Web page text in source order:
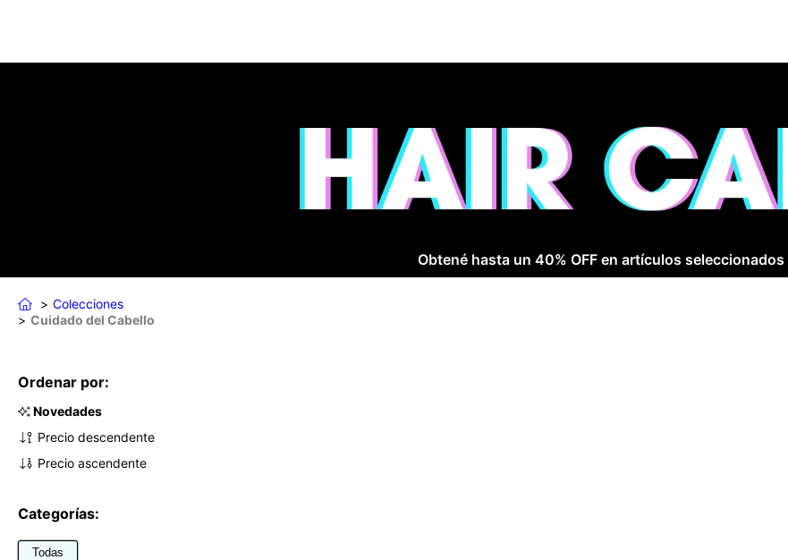
Obtené hasta un 40% OFF en artículos seleccionados
Colecciones
Cuidado del Cabello
Ordenar por:
Novedades
Precio descendente
Precio ascendente
Categorías:
Todas